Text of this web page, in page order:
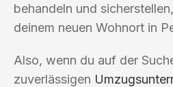
behandeln und
deinem neuen Wohnort in
Also, wenn du auf der
zuverlässigen